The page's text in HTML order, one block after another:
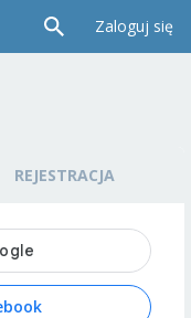
Zaloguj się
REJESTRACJA